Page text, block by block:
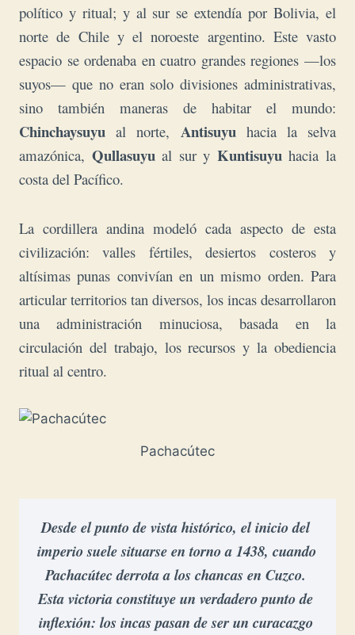
político y ritual; y al sur se extendía por Bolivia, el
norte de Chile y el noroeste argentino. Este vasto
espacio se ordenaba en cuatro grandes regiones —los
suyos— que no eran solo divisiones administrativas,
sino también maneras de habitar el mundo:
Chinchaysuyu al norte, Antisuyuhacia la selva
amazónica, Qullasuyual sur y Kuntisuyuhacia la
costa del Pacífico.
La cordillera andina modeló cada aspecto de esta
civilización: valles fértiles, desiertos costeros y
altísimas punas convivían en un mismo orden. Para
articular territorios tan diversos, los incas desarrollaron
una administración minuciosa, basada en la
circulación del trabajo, los recursos y la obediencia
ritual al centro.
Pachacútec
Desde el punto de vista histórico, el inicio del
imperio suele situarse en torno a 1438, cuando
Pachacútec derrota a los chancas en Cuzco.
Esta victoria constituye un verdadero punto de
inflexión: los incas pasan de ser un curacazgo